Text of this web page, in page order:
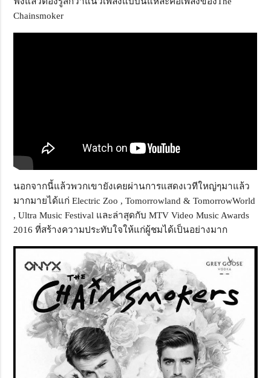
Chainsmoker
นอกจากนี้แล้วพวกเขายังเคยผ่านการแสดงเวทีใหญ่ๆมาแล้ว
มากมายได้แก่ Electric Zoo , Tomorrowland & TomorrowWorld
, Ultra Music Festival และล่าสุดกับ MTV Video Music Awards
2016 ที่สร้างความประทับใจให้แก่ผู้ชมได้เป็นอย่างมาก